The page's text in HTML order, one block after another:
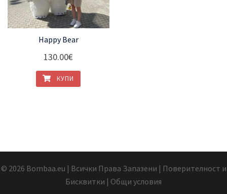
Happy Bear
130.00€
КУПИ
© 2026 Bombaa.eu | Всички Права Запазени | Поверителност и
Бисквитки | Общи условия